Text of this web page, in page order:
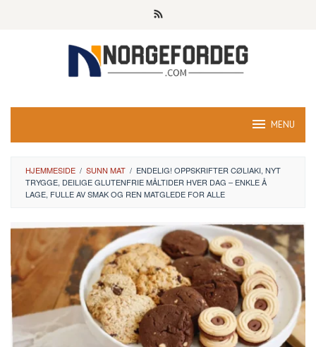
MENU
HJEMMESIDE / SUNN MAT / ENDELIG! OPPSKRIFTER CØLIAKI, NYT
TRYGGE, DEILIGE GLUTENFRIE MÅLTIDER HVER DAG – ENKLE Å
LAGE, FULLE AV SMAK OG REN MATGLEDE FOR ALLE